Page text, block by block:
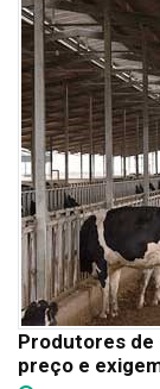
Produtores de
preço e